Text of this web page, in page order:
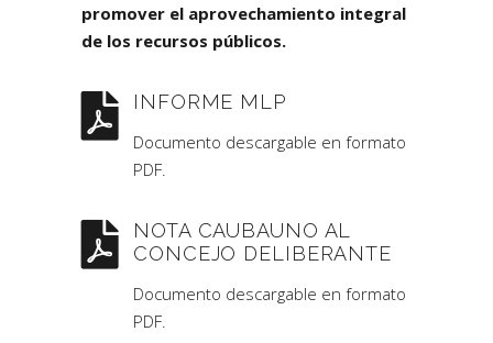
promover el aprovechamiento integral
de los recursos públicos.
INFORME MLP
Documento descargable en formato
PDF.
NOTA CAUBAUNO AL
CONCEJO DELIBERANTE
Documento descargable en formato
PDF.